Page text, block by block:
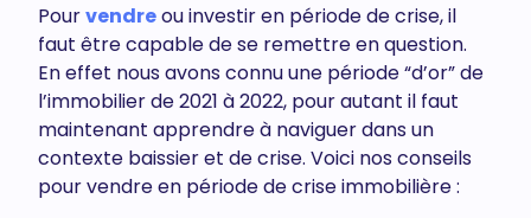
Pourvendreou investir en période de crise, il
faut être capable de se remettre en question.
En effet nous avons connu une période “d’or” de
l’immobilier de 2021 à 2022, pour autant il faut
maintenant apprendre à naviguer dans un
contexte baissier et de crise. Voici nos conseils
pour vendre en période de crise immobilière :